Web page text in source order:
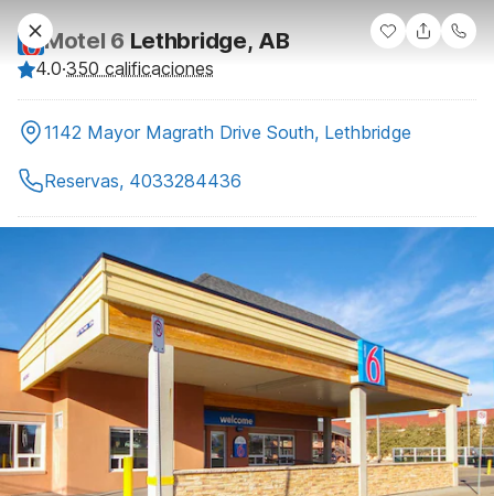
Motel 6 Lethbridge, AB
4.0·350 calificaciones
1142 Mayor Magrath Drive South, Lethbridge
Reservas, 4033284436